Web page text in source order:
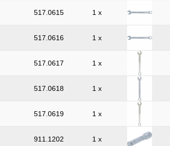
517.0615 1 x
517.0616 1 x
517.0617 1 x
517.0618 1 x
517.0619 1 x
911.1202 1 x